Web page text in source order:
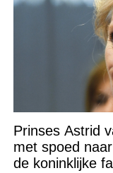
Prinses Astrid
met spoed
de koninklijke